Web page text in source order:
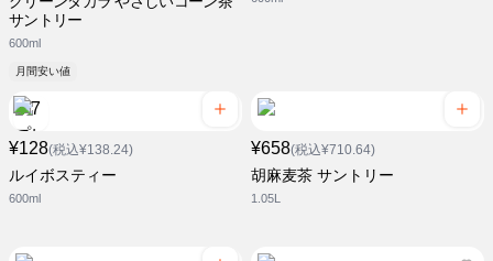
サントリー
600ml
月間安い値
¥128(税込¥138.24)
ルイボスティー
600ml
¥658(税込¥710.64)
胡麻麦茶 サントリー
1.05L